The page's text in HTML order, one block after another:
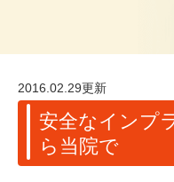
2016.02.29更新
安全なインプ
ら当院で